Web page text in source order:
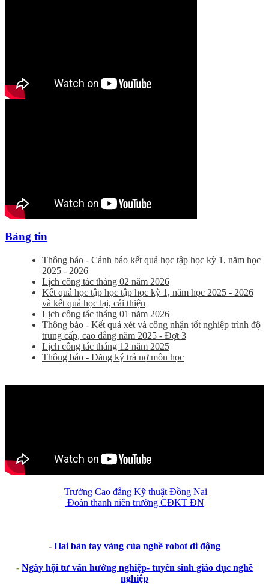
Bảng tin
Thông báo - Cảnh báo kết quả học tập học kỳ 1, năm học
2025 - 2026
Lịch công tác tháng 02 năm 2026
Kết quả học tập học tập học kỳ 1, năm học 2025 - 2026
và kết quả học lại, cải thiện
Lịch công tác tháng 01 năm 2026
Thông báo - Kết quả xét và công nhận tốt nghiệp trình độ
trung cấp, cao đẳng năm 2025 - Đợt 3
Lịch công tác tháng 12 năm 2025
Thông báo - Đăng ký trả nợ môn học
Trường Cao đẳng Kỹ thuật Đồng Nai
Đoàn thanh niên trường CĐKT ĐN
- Hai bàn tay vàng của nghề robot di động
- Ngày hội tư vấn hướng nghiệp- tuyển sinh giáo dục nghề
nghiệp